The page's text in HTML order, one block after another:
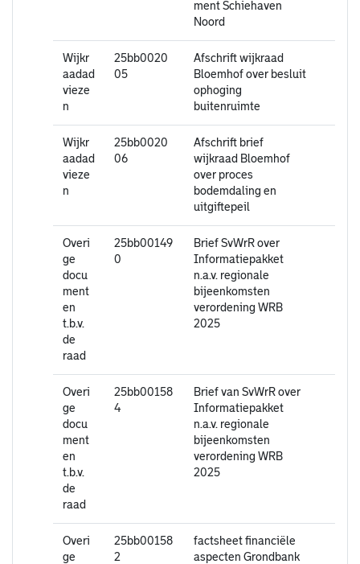
ment Schiehaven
Noord
Wijkr
aadad
vieze
n
25bb0020
05
Afschrift wijkraad
Bloemhof over besluit
ophoging
buitenruimte
Wijkr
aadad
vieze
n
25bb0020
06
Afschrift brief
wijkraad Bloemhof
over proces
bodemdaling en
uitgiftepeil
Overi
ge
docu
ment
en
t.b.v.
de
raad
25bb00149
0
Brief SvWrR over
Informatiepakket
n.a.v. regionale
bijeenkomsten
verordening WRB
2025
Overi
ge
docu
ment
en
t.b.v.
de
raad
25bb00158
4
Brief van SvWrR over
Informatiepakket
n.a.v. regionale
bijeenkomsten
verordening WRB
2025
Overi
ge
25bb00158
2
factsheet financiële
aspecten Grondbank